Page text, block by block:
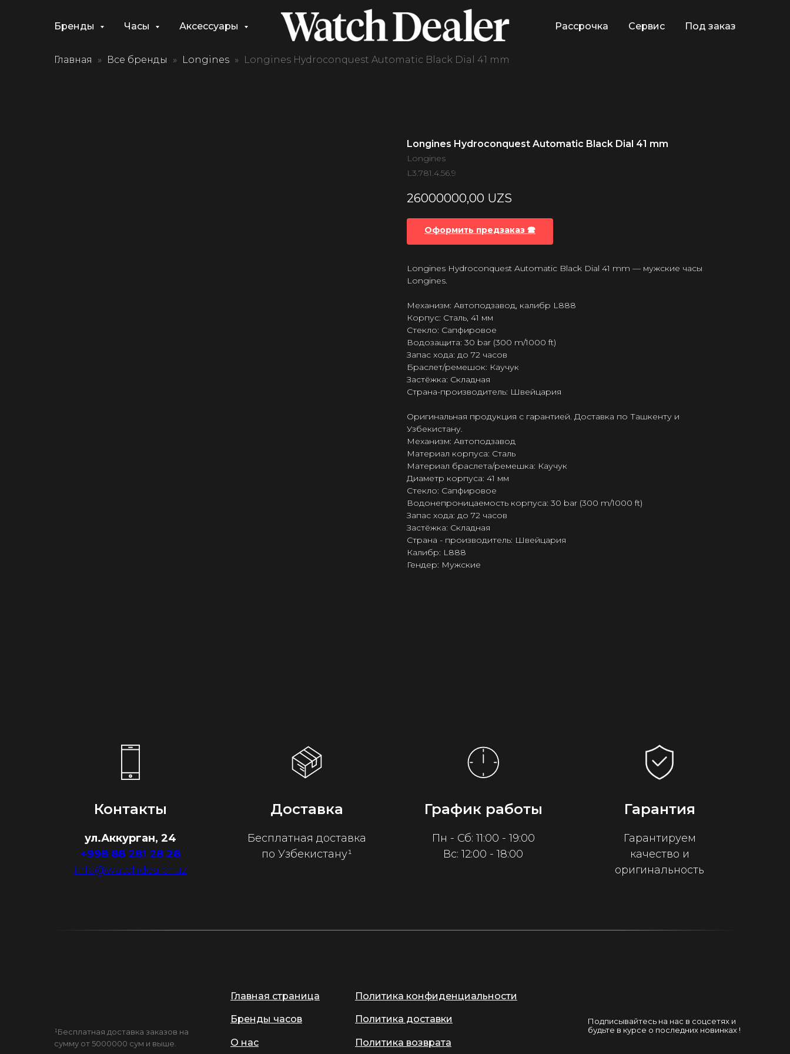
Бренды Часы Аксессуары Рассрочка Сервис Под заказ
Главная Все бренды Longines Longines Hydroconquest Automatic Black Dial 41 mm
Longines Hydroconquest Automatic Black Dial 41 mm
Longines
L3.781.4.56.9
26000000,00 UZS
Оформить предзаказ 🕿
Longines Hydroconquest Automatic Black Dial 41 mm — мужские часы
Longines.
Механизм: Автоподзавод, калибр L888
Корпус: Сталь, 41 мм
Стекло: Сапфировое
Водозащита: 30 bar (300 m/1000 ft)
Запас хода: до 72 часов
Браслет/ремешок: Каучук
Застёжка: Складная
Страна-производитель: Швейцария
Оригинальная продукция с гарантией. Доставка по Ташкенту и
Узбекистану.
Механизм: Автоподзавод
Материал корпуса: Сталь
Материал браслета/ремешка: Каучук
Диаметр корпуса: 41 мм
Стекло: Сапфировое
Водонепроницаемость корпуса: 30 bar (300 m/1000 ft)
Запас хода: до 72 часов
Застёжка: Складная
Страна - производитель: Швейцария
Калибр: L888
Гендер: Мужские
Контакты
ул.Аккурган, 24
+998 88 281 28 28
info@watchdealer.uz
Доставка
Бесплатная доставка
по Узбекистану¹
График работы
Пн - Сб: 11:00 - 19:00
Вс: 12:00 - 18:00
Гарантия
Гарантируем
качество и
оригинальность
Подписывайтесь на нас в соцсетях и
будьте в курсе о последних новинках !
Главная страница
Бренды часов
О нас
¹Бесплатная доставка заказов на
сумму от 5000000 сум и выше.
Политика конфиденциальности
Политика доставки
Политика возврата